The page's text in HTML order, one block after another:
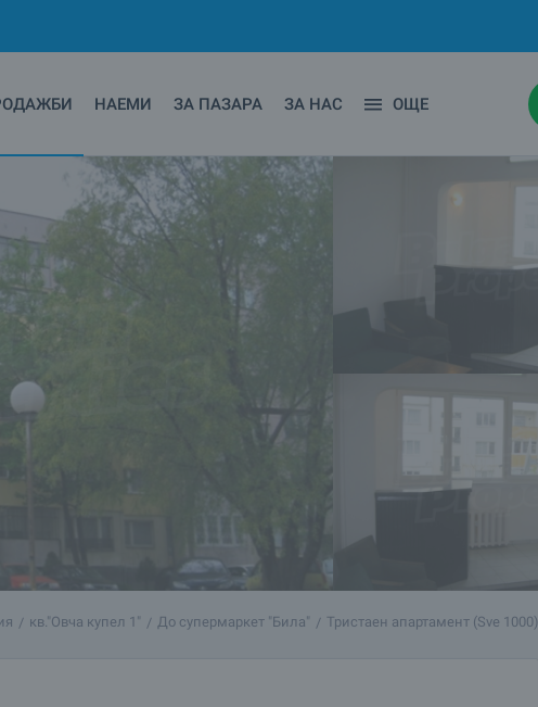
НАЕМИ ЗА ПАЗАРА ЗА НАС ОЩЕ
кв."Овча купел 1" До супермаркет "Била" Тристаен апартамент (Sve 1000)